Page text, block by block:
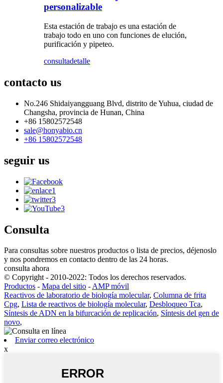
personalizable
Esta estación de trabajo es una estación de
trabajo todo en uno con funciones de elución,
purificación y pipeteo.
consultadetalle
contacto us
No.246 Shidaiyangguang Blvd, distrito de Yuhua, ciudad de
Changsha, provincia de Hunan, China
+86 15802572548
sale@honyabio.cn
+86 15802572548
seguir us
Consulta
Para consultas sobre nuestros productos o lista de precios, déjenoslo
y nos pondremos en contacto dentro de las 24 horas.
consulta ahora
© Copyright - 2010-2022: Todos los derechos reservados.
Productos - Mapa del sitio -AMP móvil
Reactivos de laboratorio de biología molecular, Columna de frita
Cpg, Lista de reactivos de biología molecular, Desbloqueo Tca,
Síntesis de ADN en la bifurcación de replicación, Síntesis del gen de
novo,
Enviar correo electrónico
x